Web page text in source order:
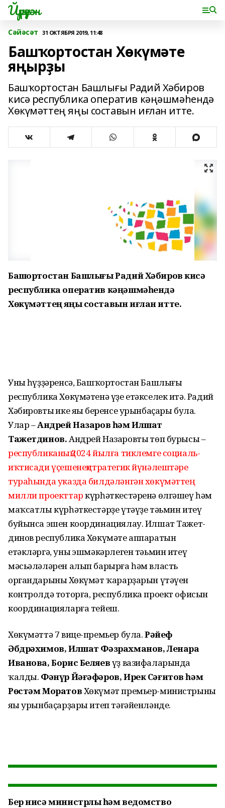
Йүрүҙән
Сәйәсәт 31 ОКТЯБРЯ 2019, 11:48
Башҡортостан Хөкүмәте
яңырҙы
Башҡортостан Башлығы Радий Хәбиров
кисә республика оператив кәңәшмәһендә
Хөкүмәттең яңы составын иғлан итте.
Башҡортостан Башлығы Радий Хәбиров кисә
республика оператив кәңәшмәһендә
Хөкүмәттең яңы составын иғлан итте.
Уның һүҙҙәренсә, Башҡортостан Башлығы
республика Хөкүмәтенә үҙе етәкселек итә. Радий
Хәбировтың ике яңы беренсе урынбаҫары була.
Улар –Андрей Назаров һәм Илшат
Тажетдинов.Андрей Назаровтың төп бурысы –
республиканың 2024 йылға тиклемге социаль-
иҡтисади үҫешенең стратегик йүнәлештәре
тураһында указда билдәләнгән хөкү­мәттең
милли проекттаркүрһәткестәренә өлгәшеү һәм
маҡсатлы күрһәт­кестәрҙе үтәүҙе тәьмин итеү
буйынса эшен координациялау. Илшат Тажет­
динов республика Хөкү­мәте аппаратын
етәкләргә, уның эшмәкә­рлеген тәьмин итеү
мәсьәләләрен алып барырға һәм власть
органдарының Хөкүмәт ҡарарҙарын үтәүен
контролдә тоторға, республика проект офисын
координацияларға тейеш.
Хөкүмәттә 7 вице-премьер була.Рәйеф
Әбдрәхимов, Илшат Фәз­рахманов, Ленара
Иванова, Борис Беляевүҙ вази­фаларында
ҡалды. Фәнүр Йәғәфәров, Ирек Сәғитов һәм
Рөстәм МоратовХөкүмәт премьер-минис­трының
яңы урынбаҫар­ҙары итеп тәғәйенләнде.
Бер нисә министрлыҡ һәм ведомство